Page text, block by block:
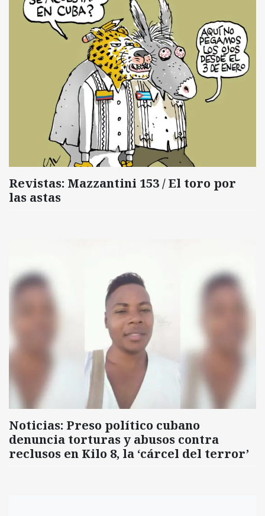
Revistas: Mazzantini 153 / El toro por
las astas
Noticias: Preso político cubano
denuncia torturas y abusos contra
reclusos en Kilo 8, la ‘cárcel del terror’